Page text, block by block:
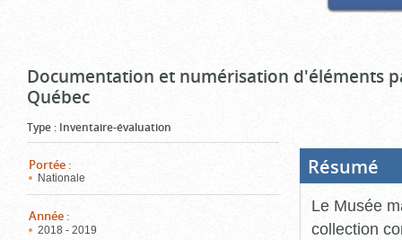
Documentation et numérisation d'éléments
Québec
Type : Inventaire-évaluation
Portée :
Nationale
Année :
2018 - 2019
Résumé
Le Musée
collection